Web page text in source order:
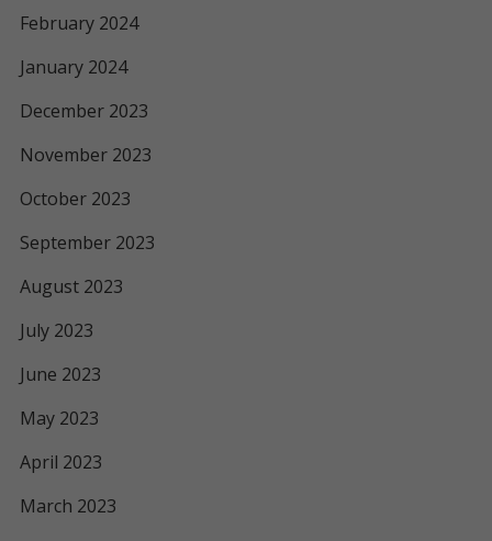
February 2024
January 2024
December 2023
November 2023
October 2023
September 2023
August 2023
July 2023
June 2023
May 2023
April 2023
March 2023